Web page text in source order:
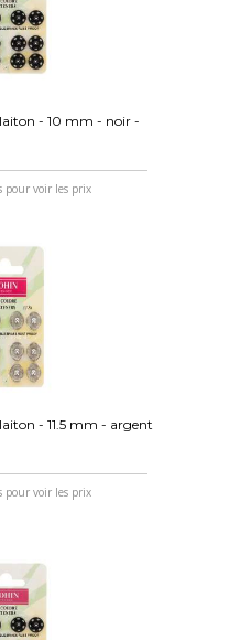
laiton - 10 mm - noir -
pour voir les prix
- 11.5 mm - argent
pour voir les prix